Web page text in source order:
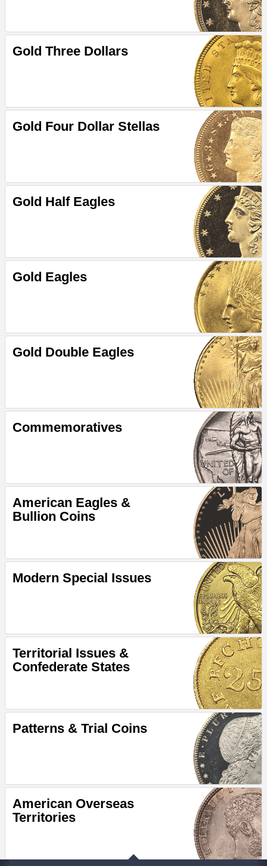
Gold Three Dollars
Gold Four Dollar Stellas
Gold Half Eagles
Gold Eagles
Gold Double Eagles
Commemoratives
American Eagles &
Bullion Coins
Modern Special Issues
Territorial Issues &
Confederate States
Patterns & Trial Coins
American Overseas
Territories